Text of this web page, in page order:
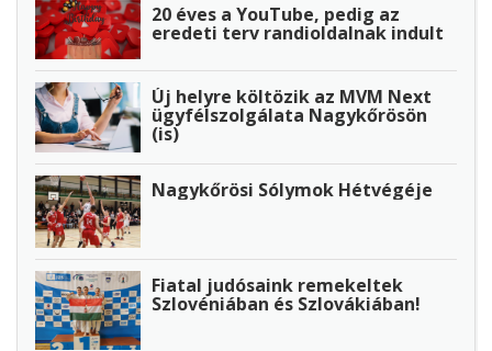
20 éves a YouTube, pedig az
eredeti terv randioldalnak indult
Új helyre költözik az MVM Next
ügyfélszolgálata Nagykőrösön
(is)
Nagykőrösi Sólymok Hétvégéje
Fiatal judósaink remekeltek
Szlovéniában és Szlovákiában!